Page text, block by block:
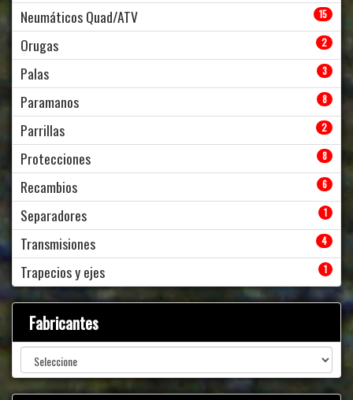
Neumáticos Quad/ATV 15
Orugas 2
Palas 3
Paramanos 8
Parrillas 2
Protecciones 8
Recambios 6
Separadores 1
Transmisiones 4
Trapecios y ejes 1
Fabricantes